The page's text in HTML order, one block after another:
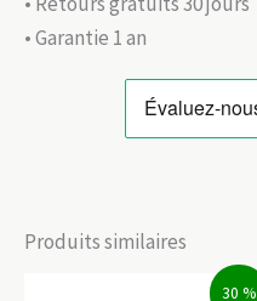
• Garantie 1 an
Produits similaires
30 %